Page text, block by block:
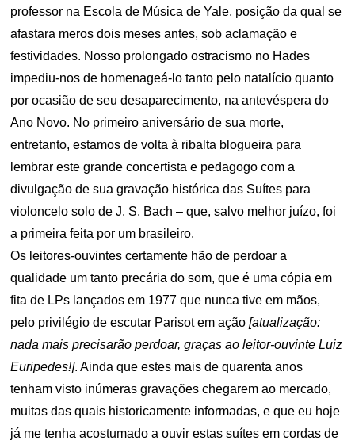
professor na Escola de Música de Yale, posição da qual se
afastara meros dois meses antes, sob aclamação e
festividades. Nosso prolongado ostracismo no Hades
impediu-nos de homenageá-lo tanto pelo natalício quanto
por ocasião de seu desaparecimento, na antevéspera do
Ano Novo. No primeiro aniversário de sua morte,
entretanto, estamos de volta à ribalta blogueira para
lembrar este grande concertista e pedagogo com a
divulgação de sua gravação histórica das Suítes para
violoncelo solo de J. S. Bach – que, salvo melhor juízo, foi
a primeira feita por um brasileiro.
Os leitores-ouvintes certamente hão de perdoar a
qualidade um tanto precária do som, que é uma cópia em
fita de LPs lançados em 1977 que nunca tive em mãos,
pelo privilégio de escutar Parisot em ação[atualização:
nada mais precisarão perdoar, graças ao leitor-ouvinte Luiz
Euripedes!]. Ainda que estes mais de quarenta anos
tenham visto inúmeras gravações chegarem ao mercado,
muitas das quais historicamente informadas, e que eu hoje
já me tenha acostumado a ouvir estas suítes em cordas de